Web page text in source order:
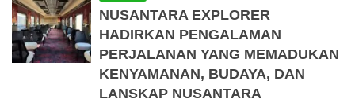
NUSANTARA EXPLORER
HADIRKAN PENGALAMAN
PERJALANAN YANG MEMADUKAN
KENYAMANAN, BUDAYA, DAN
LANSKAP NUSANTARA